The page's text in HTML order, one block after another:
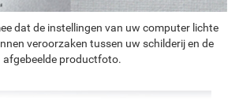
dat de instellingen van uw computer lichte
veroorzaken tussen uw schilderij en de
afgebeelde productfoto.